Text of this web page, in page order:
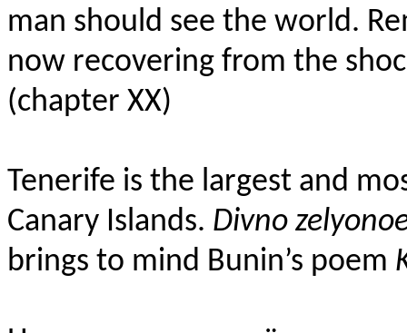
man should see the world.
now recovering from the
(chapter XX)
Tenerife is the largest and
Canary Islands. Divno
brings to mind Bunin’s poem